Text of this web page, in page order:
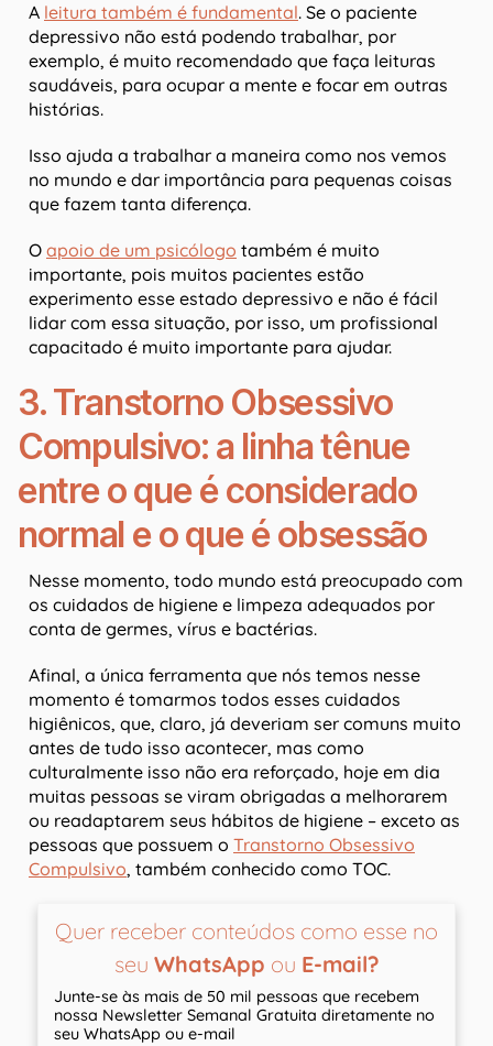
A leitura também é fundamental. Se o paciente
depressivo não está podendo trabalhar, por
exemplo, é muito recomendado que faça leituras
saudáveis, para ocupar a mente e focar em outras
histórias.
Isso ajuda a trabalhar a maneira como nos vemos
no mundo e dar importância para pequenas coisas
que fazem tanta diferença.
O apoio de um psicólogo também é muito
importante, pois muitos pacientes estão
experimento esse estado depressivo e não é fácil
lidar com essa situação, por isso, um profissional
capacitado é muito importante para ajudar.
3. Transtorno Obsessivo
Compulsivo: a linha tênue
entre o que é considerado
normal e o que é obsessão
Nesse momento, todo mundo está preocupado com
os cuidados de higiene e limpeza adequados por
conta de germes, vírus e bactérias.
Afinal, a única ferramenta que nós temos nesse
momento é tomarmos todos esses cuidados
higiênicos, que, claro, já deveriam ser comuns muito
antes de tudo isso acontecer, mas como
culturalmente isso não era reforçado, hoje em dia
muitas pessoas se viram obrigadas a melhorarem
ou readaptarem seus hábitos de higiene – exceto as
pessoas que possuem o Transtorno Obsessivo
Compulsivo, também conhecido como TOC.
Quer receber conteúdos como esse no
seu WhatsApp ou E-mail?
Junte-se às mais de 50 mil pessoas que recebem
nossa Newsletter Semanal Gratuita diretamente no
seu WhatsApp ou e-mail